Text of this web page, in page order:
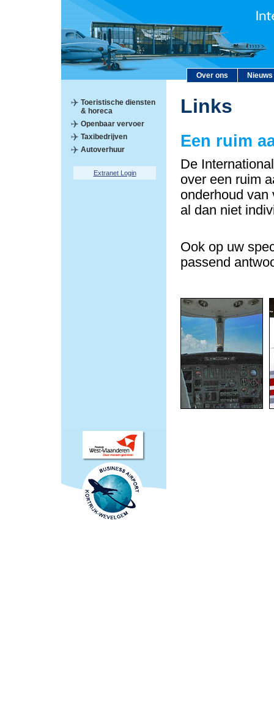
Over ons Nieuws
Toeristische diensten
& horeca
Openbaar vervoer
Taxibedrijven
Autoverhuur
Extranet Login
Links
Een ruim
De
over een ruim
onderhoud van
al dan niet
Ook op uw
passend